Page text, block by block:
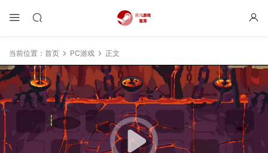
当前位置： 首页 PC游戏 正文
50% 75% 100%